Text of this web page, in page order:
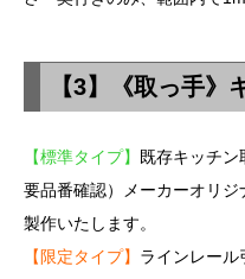
【3】《取っ手》
【標準タイプ】
既存キッチ
要品番確認）メーカーオリ
製作いたします。
【限定タイプ】 ラインレール